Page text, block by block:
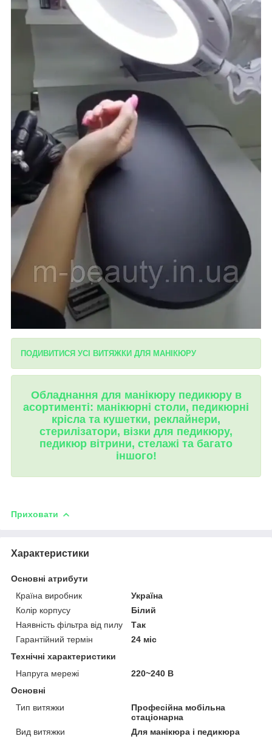
ПОДИВИТИСЯ УСІ ВИТЯЖКИ ДЛЯ МАНІКЮРУ
Обладнання для манікюру педикюру в
асортименті: манікюрні столи, педикюрні
крісла та кушетки, реклайнери,
стерилізатори, візки для педикюру,
педикюр вітрини, стелажі та багато
іншого!
Приховати
Характеристики
Основні атрибути
Країна виробник
Україна
Колір корпусу
Білий
Наявність фільтра від пилу
Так
Гарантійний термін
24 міс
Технічні характеристики
Напруга мережі
220~240 В
Основні
Тип витяжки
Професійна мобільна
стаціонарна
Вид витяжки
Для манікюра і педикюра